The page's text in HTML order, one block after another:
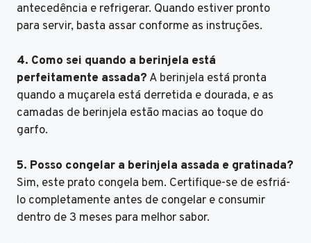
antecedência e refrigerar. Quando estiver pronto
para servir, basta assar conforme as instruções.
4. Como sei quando a berinjela está
perfeitamente assada? A berinjela está pronta
quando a muçarela está derretida e dourada, e as
camadas de berinjela estão macias ao toque do
garfo.
5. Posso congelar a berinjela assada e gratinada?
Sim, este prato congela bem. Certifique-se de esfriá-
lo completamente antes de congelar e consumir
dentro de 3 meses para melhor sabor.